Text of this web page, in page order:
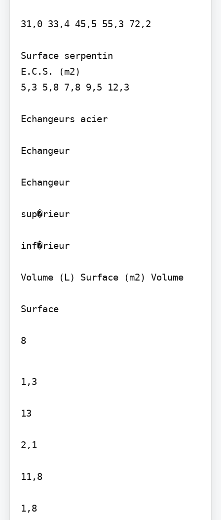
31,0 33,4 45,5 55,3 72,2
Surface serpentin
E.C.S. (m2)
5,3 5,8 7,8 9,5 12,3
Echangeurs acier
Echangeur
Echangeur
sup�rieur
inf�rieur
Volume (L) Surface (m2) Volume
Surface
8
1,3
13
2,1
11,8
1,8